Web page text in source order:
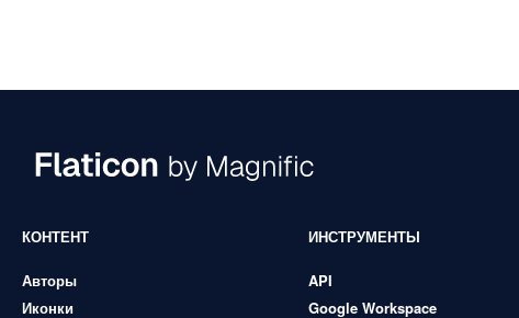
КОНТЕНТ
Авторы
Иконки
ИНСТРУМЕНТЫ
API
Google Workspace